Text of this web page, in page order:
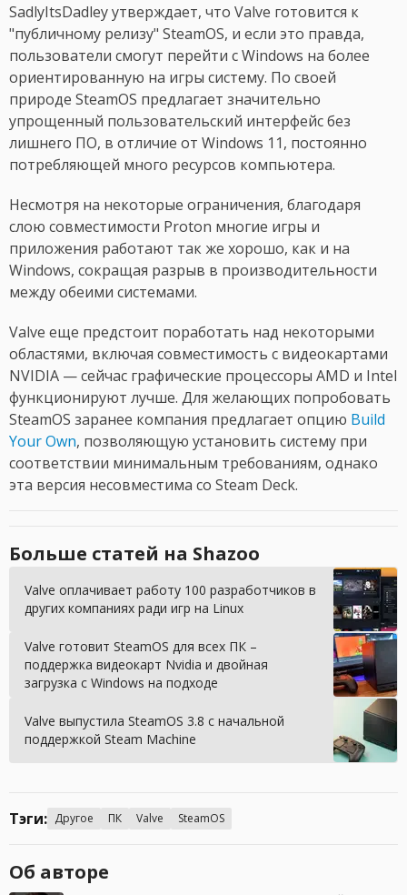
SadlyItsDadley утверждает, что Valve готовится к
"публичному релизу" SteamOS, и если это правда,
пользователи смогут перейти с Windows на более
ориентированную на игры систему. По своей
природе SteamOS предлагает значительно
упрощенный пользовательский интерфейс без
лишнего ПО, в отличие от Windows 11, постоянно
потребляющей много ресурсов компьютера.
Несмотря на некоторые ограничения, благодаря
слою совместимости Proton многие игры и
приложения работают так же хорошо, как и на
Windows, сокращая разрыв в производительности
между обеими системами.
Valve еще предстоит поработать над некоторыми
областями, включая совместимость с видеокартами
NVIDIA — сейчас графические процессоры AMD и Intel
функционируют лучше. Для желающих попробовать
SteamOS заранее компания предлагает опцию Build
Your Own, позволяющую установить систему при
соответствии минимальным требованиям, однако
эта версия несовместима со Steam Deck.
Больше статей на Shazoo
Valve оплачивает работу 100 разработчиков в
других компаниях ради игр на Linux
Valve готовит SteamOS для всех ПК –
поддержка видеокарт Nvidia и двойная
загрузка с Windows на подходе
Valve выпустила SteamOS 3.8 с начальной
поддержкой Steam Machine
Тэги: Другое ПК Valve SteamOS
Об авторе